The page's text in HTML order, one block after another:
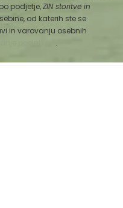
podjetje,ZIN storitve in
od katerih ste se
in varovanju osebnih
.